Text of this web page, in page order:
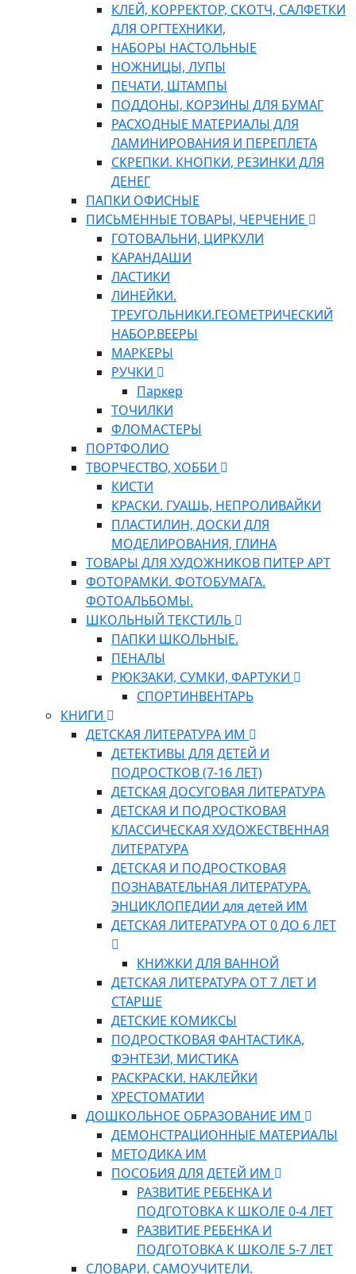
КЛЕЙ, КОРРЕКТОР, СКОТЧ, САЛФЕТКИ
ДЛЯ ОРГТЕХНИКИ,
НАБОРЫ НАСТОЛЬНЫЕ
НОЖНИЦЫ, ЛУПЫ
ПЕЧАТИ, ШТАМПЫ
ПОДДОНЫ, КОРЗИНЫ ДЛЯ БУМАГ
РАСХОДНЫЕ МАТЕРИАЛЫ ДЛЯ
ЛАМИНИРОВАНИЯ И ПЕРЕПЛЕТА
СКРЕПКИ. КНОПКИ, РЕЗИНКИ ДЛЯ
ДЕНЕГ
ПАПКИ ОФИСНЫЕ
ПИСЬМЕННЫЕ ТОВАРЫ, ЧЕРЧЕНИЕ
ГОТОВАЛЬНИ, ЦИРКУЛИ
КАРАНДАШИ
ЛАСТИКИ
ЛИНЕЙКИ.
ТРЕУГОЛЬНИКИ.ГЕОМЕТРИЧЕСКИЙ
НАБОР.ВЕЕРЫ
МАРКЕРЫ
РУЧКИ
Паркер
ТОЧИЛКИ
ФЛОМАСТЕРЫ
ПОРТФОЛИО
ТВОРЧЕСТВО, ХОББИ
КИСТИ
КРАСКИ. ГУАШЬ, НЕПРОЛИВАЙКИ
ПЛАСТИЛИН, ДОСКИ ДЛЯ
МОДЕЛИРОВАНИЯ, ГЛИНА
ТОВАРЫ ДЛЯ ХУДОЖНИКОВ ПИТЕР АРТ
ФОТОРАМКИ. ФОТОБУМАГА.
ФОТОАЛЬБОМЫ.
ШКОЛЬНЫЙ ТЕКСТИЛЬ
ПАПКИ ШКОЛЬНЫЕ.
ПЕНАЛЫ
РЮКЗАКИ, СУМКИ, ФАРТУКИ
СПОРТИНВЕНТАРЬ
КНИГИ
ДЕТСКАЯ ЛИТЕРАТУРА ИМ
ДЕТЕКТИВЫ ДЛЯ ДЕТЕЙ И
ПОДРОСТКОВ (7-16 ЛЕТ)
ДЕТСКАЯ ДОСУГОВАЯ ЛИТЕРАТУРА
ДЕТСКАЯ И ПОДРОСТКОВАЯ
КЛАССИЧЕСКАЯ ХУДОЖЕСТВЕННАЯ
ЛИТЕРАТУРА
ДЕТСКАЯ И ПОДРОСТКОВАЯ
ПОЗНАВАТЕЛЬНАЯ ЛИТЕРАТУРА.
ЭНЦИКЛОПЕДИИ для детей ИМ
ДЕТСКАЯ ЛИТЕРАТУРА ОТ 0 ДО 6 ЛЕТ
КНИЖКИ ДЛЯ ВАННОЙ
ДЕТСКАЯ ЛИТЕРАТУРА ОТ 7 ЛЕТ И
СТАРШЕ
ДЕТСКИЕ КОМИКСЫ
ПОДРОСТКОВАЯ ФАНТАСТИКА,
ФЭНТЕЗИ, МИСТИКА
РАСКРАСКИ. НАКЛЕЙКИ
ХРЕСТОМАТИИ
ДОШКОЛЬНОЕ ОБРАЗОВАНИЕ ИМ
ДЕМОНСТРАЦИОННЫЕ МАТЕРИАЛЫ
МЕТОДИКА ИМ
ПОСОБИЯ ДЛЯ ДЕТЕЙ ИМ
РАЗВИТИЕ РЕБЕНКА И
ПОДГОТОВКА К ШКОЛЕ 0-4 ЛЕТ
РАЗВИТИЕ РЕБЕНКА И
ПОДГОТОВКА К ШКОЛЕ 5-7 ЛЕТ
СЛОВАРИ. САМОУЧИТЕЛИ.